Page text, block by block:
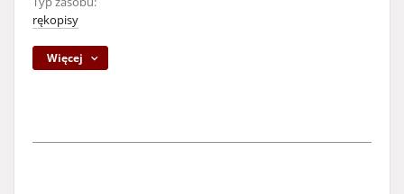
rękopisy
Więcej